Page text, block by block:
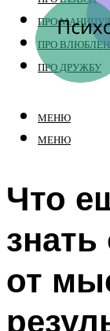
ПРО
ПРО
ПРО ДРУЖБУ
МЕНЮ
МЕНЮ
Что
знать
от